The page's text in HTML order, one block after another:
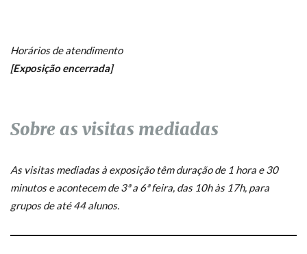
Horários de atendimento
[Exposição encerrada]
Sobre as visitas mediadas
As visitas mediadas à exposição têm duração de 1 hora e 30
minutos e acontecem de 3ª a 6ª feira, das 10h às 17h, para
grupos de até 44 alunos.